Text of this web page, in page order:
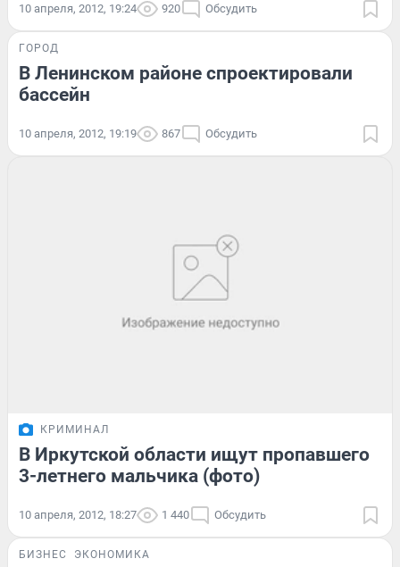
10 апреля, 2012, 19:24 920 Обсудить
ГОРОД
В Ленинском районе спроектировали
бассейн
10 апреля, 2012, 19:19 867 Обсудить
КРИМИНАЛ
В Иркутской области ищут пропавшего
3-летнего мальчика (фото)
10 апреля, 2012, 18:27 1 440 Обсудить
БИЗНЕС ЭКОНОМИКА